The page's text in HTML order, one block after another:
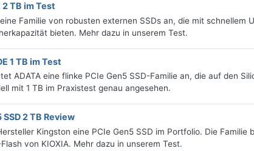
TB im Test
Familie von robusten externen SSDs an, die mit schnellem
bieten. Mehr dazu in unserem Test.
1 TB im Test
ADATA eine flinke PCIe Gen5 SSD-Familie an, die auf den
mit 1 TB im Praxistest genau angesehen.
2 TB Review
Kingston eine PCIe Gen5 SSD im Portfolio. Die Familie
von KIOXIA. Mehr dazu in unserem Test.